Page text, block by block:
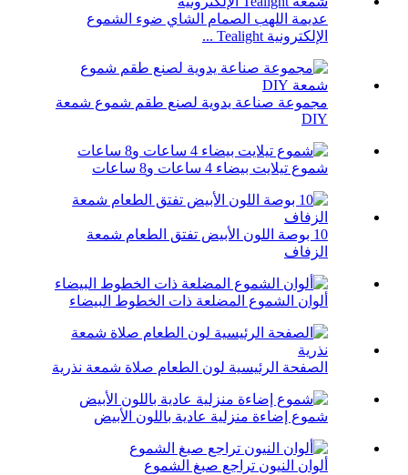
عديمة اللهب الصمام الشاي ضوء الشموع
الإلكترونية Tealight ...
مجموعة صناعة يدوية لصنع طقم شموع شمعة
DIY
شموع تيلايت بيضاء 4 ساعات و8 ساعات
10 بوصة اللون الأبيض تفتق الطعام شمعة
الزفاف
ألوان الشموع المضلعة ذات الخطوط البيضاء
الصفحة الرئيسية لون الطعام صلاة شمعة نذرية
شموع إضاءة منزلية عادية باللون الأبيض
ألوان النيون تراجع صبغ الشموع